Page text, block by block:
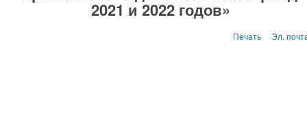
2021 и 2022 годов»
Печать Эл.